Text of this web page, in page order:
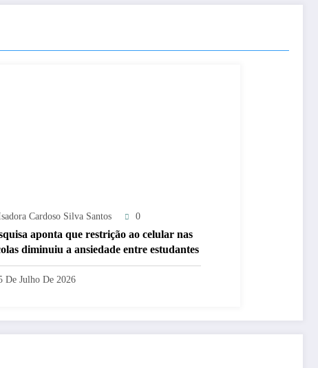
Cardoso Silva Santos 0
aponta que restrição ao celular nas
diminuiu a ansiedade entre estudantes
De Julho De 2026